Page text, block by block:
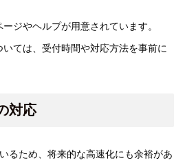
ジやヘルプが用意されています。
ては、受付時間や対応方法を事前に
対応
るため、将来的な高速化にも余裕があ